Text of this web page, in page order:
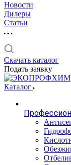
Новости
Дилеры
Статьи
Скачать каталог
Подать заявку
Каталог